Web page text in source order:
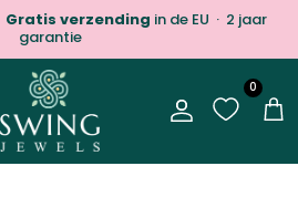
Gratis verzending in de EU · 2 jaar
garantie
Account
0